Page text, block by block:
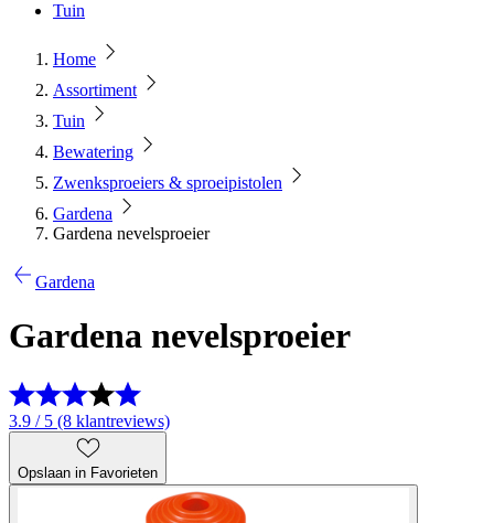
Tuin
Home
Assortiment
Tuin
Bewatering
Zwenksproeiers & sproeipistolen
Gardena
Gardena nevelsproeier
Gardena
Gardena nevelsproeier
3.9 / 5 (8 klantreviews)
Opslaan in Favorieten